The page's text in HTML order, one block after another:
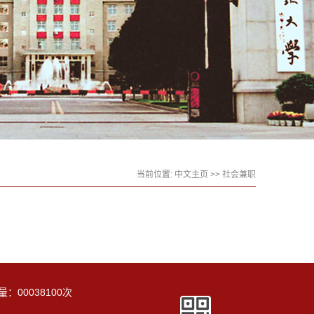
当前位置: 中文主页 >> 社会兼职
： 00038100次